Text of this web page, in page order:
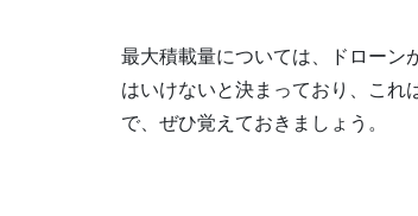
最大積載量については、ドローン
はいけないと決まっており、こ
で、ぜひ覚えておきましょう。